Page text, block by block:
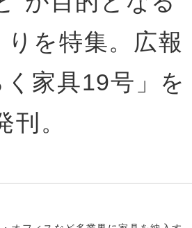
を特集。広報
家具19号」を
刊。